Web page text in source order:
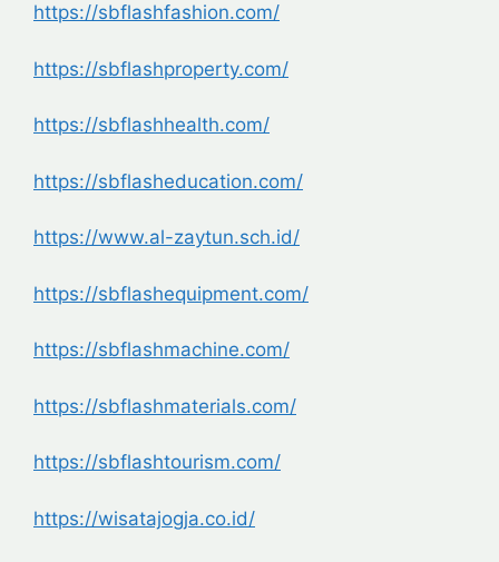
https://sbflashfashion.com/
https://sbflashproperty.com/
https://sbflashhealth.com/
https://sbflasheducation.com/
https://www.al-zaytun.sch.id/
https://sbflashequipment.com/
https://sbflashmachine.com/
https://sbflashmaterials.com/
https://sbflashtourism.com/
https://wisatajogja.co.id/